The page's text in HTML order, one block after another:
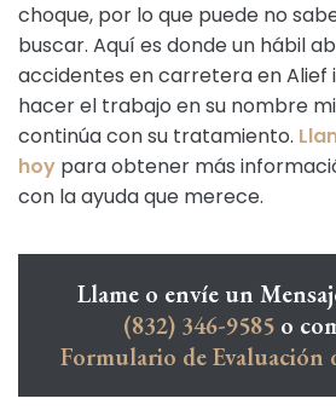
choque, por lo que puede no
buscar. Aquí es donde un hábil
accidentes en carretera en Alief
hacer el trabajo en su nombre
continúa con su tratamiento.
hoy para obtener más
con la ayuda que merece.
Llame o envíe un
(832) 346-9585o
Formulario de Evaluación